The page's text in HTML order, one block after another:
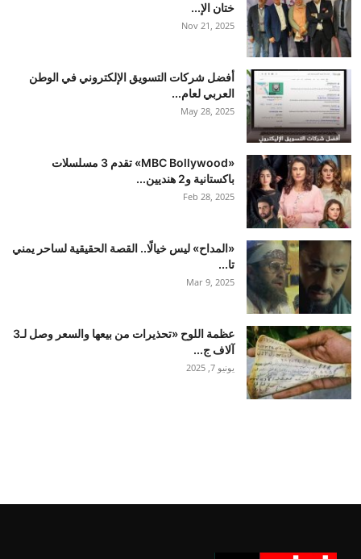
ختان الإ...
Nov 21, 2025
أفضل شركات التسويق الإلكتروني في الوطن
العربي لعام...
May 28, 2025
«MBC Bollywood» تقدم 3 مسلسلات
باكستانية و2 هنديين...
Feb 28, 2025
«المداح» ليس خيالًا.. القصة الحقيقية لساحر يمني
تا...
Mar 9, 2025
عظمة اللوح «تحذيرات من بيعها والسعر وصل لـ3
آلاف ج...
يونيو 7, 2025